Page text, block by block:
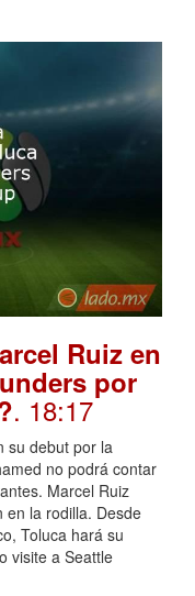
Ruiz en
por
. 18:17
su debut por la
no podrá contar
Marcel Ruiz
en la rodilla. Desde
Toluca hará su
visite a Seattle